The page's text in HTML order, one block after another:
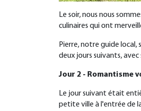
Le soir, nous nous
culinaires qui ont
Pierre, notre guide
deux jours suivants,
Jour 2 - Romantisme
Le jour suivant était
petite ville à l'entrée de